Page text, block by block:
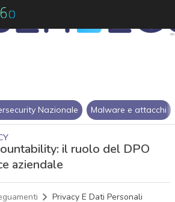
Nazionale Malware e attacchi
il ruolo del DPO
aziendale
Privacy E Dati Personali